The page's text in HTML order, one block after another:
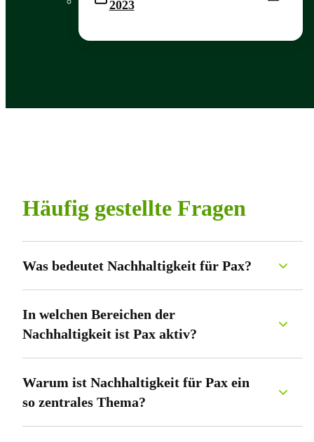
2023
Häufig gestellte Fragen
Was bedeutet Nachhaltigkeit für Pax?
Hier und Jetzt handeln. Langfristige Erfolge vor kurzfristige
das Leben für die Menschen lebenswert machen
In welchen Bereichen der
Nachhaltigkeit ist Pax aktiv?
anlegen, Genossenschaft & Engagement, Nachhaltiger Arbeitgeber,
Warum ist Nachhaltigkeit für Pax ein
so zentrales Thema?